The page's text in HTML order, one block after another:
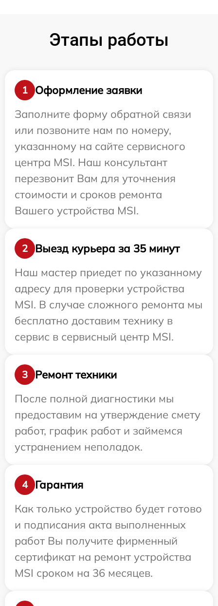
Этапы работы
1
Оформление заявки
Заполните форму обратной связи
или позвоните нам по номеру,
указанному на сайте сервисного
центра MSI. Наш консультант
перезвонит Вам для уточнения
стоимости и сроков ремонта
Вашего устройства MSI.
2
Выезд курьера за 35 минут
Наш мастер приедет по указанному
адресу для проверки устройства
MSI. В случае сложного ремонта мы
бесплатно доставим технику в
сервис в сервисный центр MSI.
3
Ремонт техники
После полной диагностики мы
предоставим на утверждение смету
работ, график работ и займемся
устранением неполадок.
4
Гарантия
Как только устройство будет готово
и подписания акта выполненных
работ Вы получите фирменный
сертификат на ремонт устройства
MSI сроком на 36 месяцев.